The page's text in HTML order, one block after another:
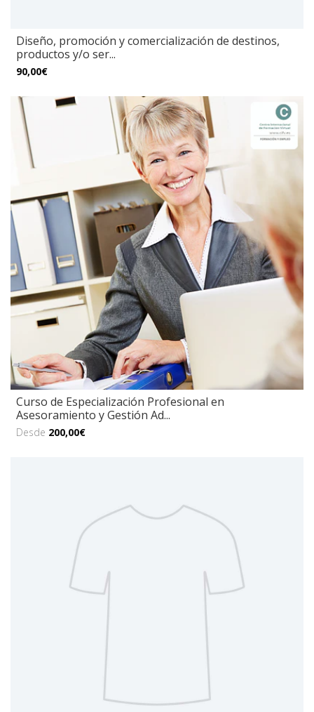
Diseño, promoción y comercialización de destinos,
productos y/o ser...
90,00€
Curso de Especialización Profesional en
Asesoramiento y Gestión Ad...
Desde 200,00€